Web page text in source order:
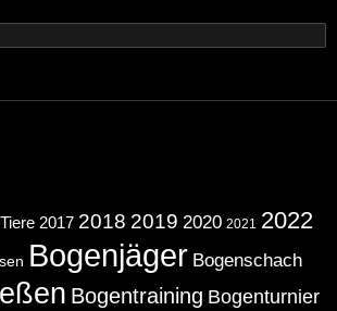
2017 2018 2019 2020 2021 2022
Bogenjäger Bogenschach
Bogentraining Bogenturnier